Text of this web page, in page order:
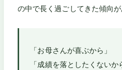
の中で長く過ごしてきた傾向が
「お母さんが喜ぶから」
「成績を落としたくないか